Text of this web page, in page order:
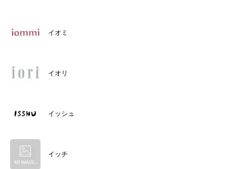
イオミ
イオリ
イッシュ
イッチ